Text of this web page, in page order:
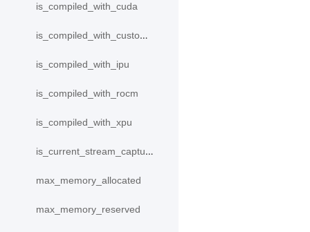
is_compiled_with_cuda
is_compiled_with_custom_device
is_compiled_with_ipu
is_compiled_with_rocm
is_compiled_with_xpu
is_current_stream_capturing
max_memory_allocated
max_memory_reserved